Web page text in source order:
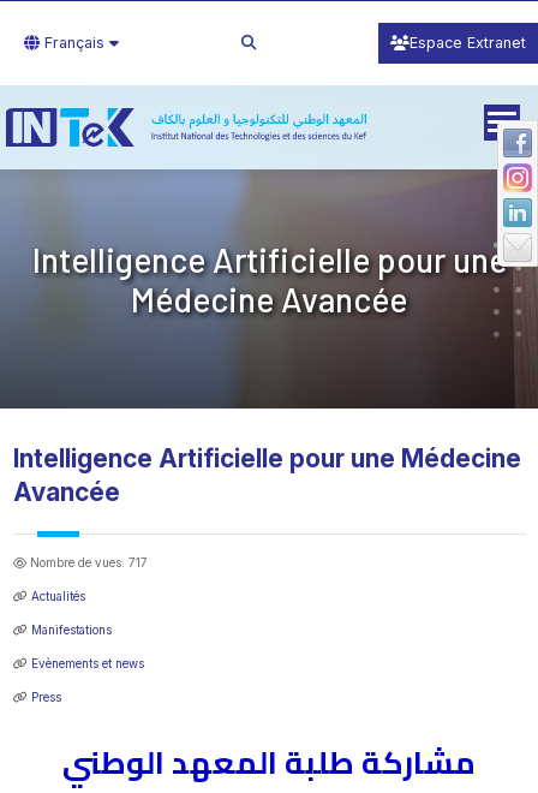
Français Espace Extranet
Intelligence Artificielle pour une
Médecine Avancée
Intelligence Artificielle pour une Médecine
Avancée
Nombre de vues: 717
Actualités
Manifestations
Evènements et news
Press
مشاركة طلبة المعهد الوطني